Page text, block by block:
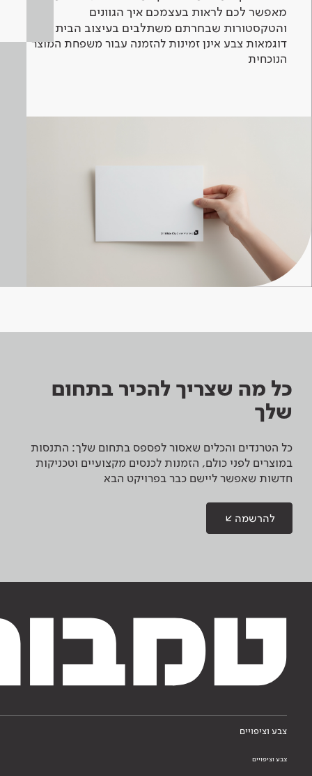
מאפשר לכם לראות בעצמכם איך הגוונים
והטקסטורות שבחרתם משתלבים בעיצוב הבית.
דוגמאות צבע אינן זמינות להזמנה עבור משפחת המוצר
הנוכחית
כל מה שצריך להכיר בתחום
שלך
כל הטרנדים והכלים שאסור לפספס בתחום שלך: התנסות
במוצרים לפני כולם, הזמנות לכנסים מקצועיים וטכניקות
חדשות שאפשר ליישם כבר בפרויקט הבא
להרשמה
צבע וציפויים
צבע וציפויים